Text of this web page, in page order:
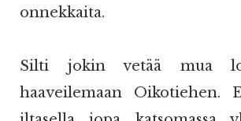
onnekkaita.
Silti jokin vetää mua
haaveilemaan Oikotiehen.